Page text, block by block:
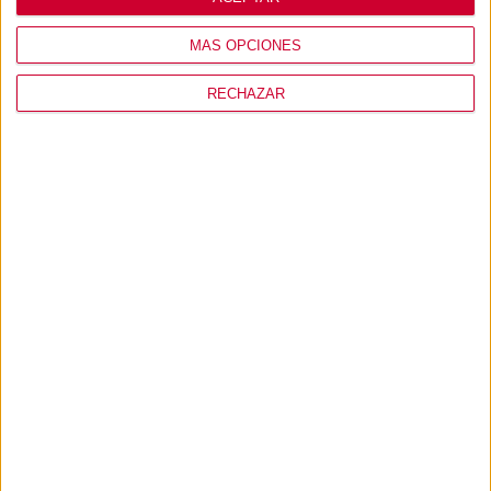
MÁS OPCIONES
RECHAZAR